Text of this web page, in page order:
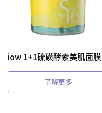
iow 1+1硫磺酵素美肌面膜
了解更多